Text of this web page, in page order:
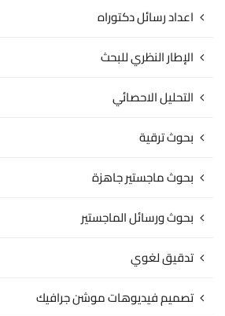
اعداد رسائل دكتوراه
الإطار النظري للبحث
التحليل الاحصائي
بحوث ترقية
بحوث ماجستير جاهزة
بحوث ورسائل الماجستير
تدقيق لغوي
تصميم فيديوهات موشن جرافيك